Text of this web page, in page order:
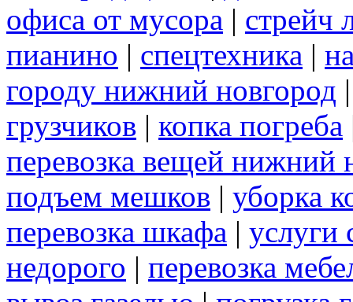
офиса от мусора | стрейч
пианино | спецтехника |
городу нижний новгород
грузчиков | копка погреба
перевозка вещей нижний
подъем мешков | уборка
перевозка шкафа | услуги
недорого | перевозка